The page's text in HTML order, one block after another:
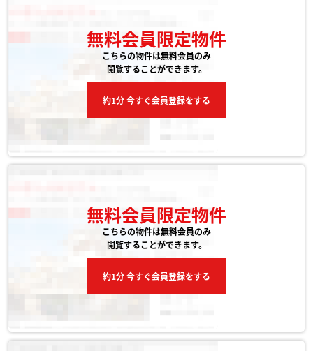
無料会員限定物件
こちらの物件は無料会員のみ
閲覧することができます。
約1分 今すぐ会員登録をする
無料会員限定物件
こちらの物件は無料会員のみ
閲覧することができます。
約1分 今すぐ会員登録をする